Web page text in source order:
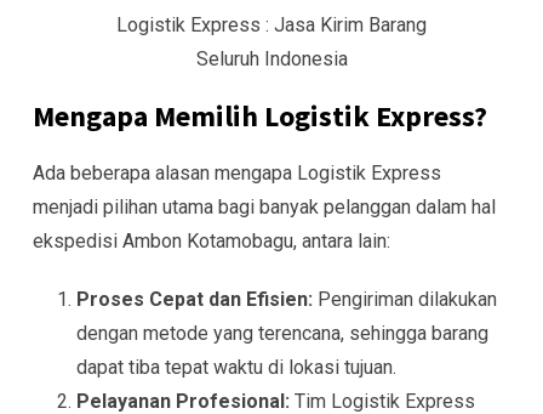
Logistik Express : Jasa Kirim Barang
Seluruh Indonesia
Mengapa Memilih Logistik Express?
Ada beberapa alasan mengapa Logistik Express
menjadi pilihan utama bagi banyak pelanggan dalam hal
ekspedisi Ambon Kotamobagu, antara lain:
Proses Cepat dan Efisien: Pengiriman dilakukan
dengan metode yang terencana, sehingga barang
dapat tiba tepat waktu di lokasi tujuan.
Pelayanan Profesional: Tim Logistik Express